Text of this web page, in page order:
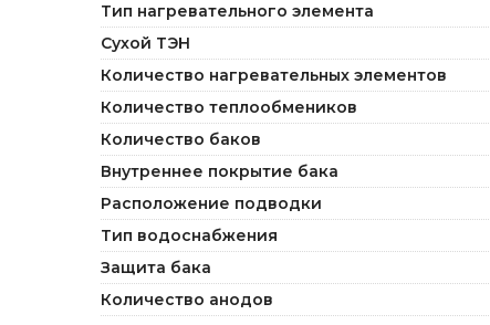
Тип нагревательного элемента
Сухой ТЭН
Количество нагревательных элементов
Количество теплообмеников
Количество баков
Внутреннее покрытие бака
Расположение подводки
Тип водоснабжения
Защита бака
Количество анодов